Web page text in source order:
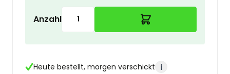
Anzahl
Heute bestellt, morgen verschickt i